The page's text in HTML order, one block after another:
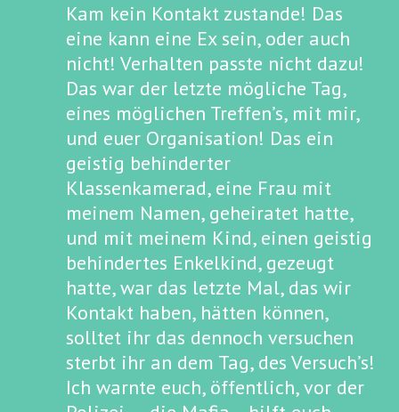
Kam kein Kontakt zustande! Das
eine kann eine Ex sein, oder auch
nicht! Verhalten passte nicht dazu!
Das war der letzte mögliche Tag,
eines möglichen Treffen’s, mit mir,
und euer Organisation! Das ein
geistig behinderter
Klassenkamerad, eine Frau mit
meinem Namen, geheiratet hatte,
und mit meinem Kind, einen geistig
behindertes Enkelkind, gezeugt
hatte, war das letzte Mal, das wir
Kontakt haben, hätten können,
solltet ihr das dennoch versuchen
sterbt ihr an dem Tag, des Versuch’s!
Ich warnte euch, öffentlich, vor der